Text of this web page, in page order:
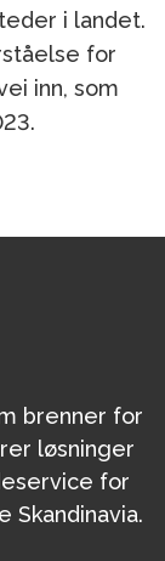
i landet.
for
inn, som
brenner for
løsninger
for
Skandinavia.